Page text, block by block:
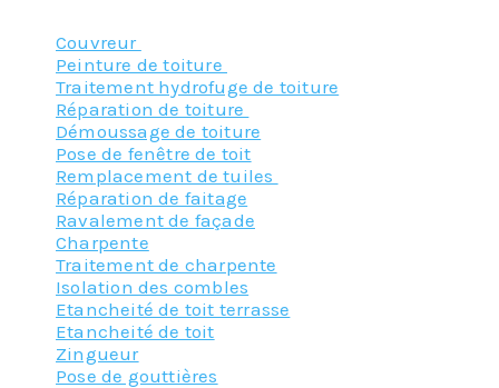
Couvreur
Peinture de toiture
Traitement hydrofuge de toiture
Réparation de toiture
Démoussage de toiture
Pose de fenêtre de toit
Remplacement de tuiles
Réparation de faitage
Ravalement de façade
Charpente
Traitement de charpente
Isolation des combles
Etancheité de toit terrasse
Etancheité de toit
Zingueur
Pose de gouttières